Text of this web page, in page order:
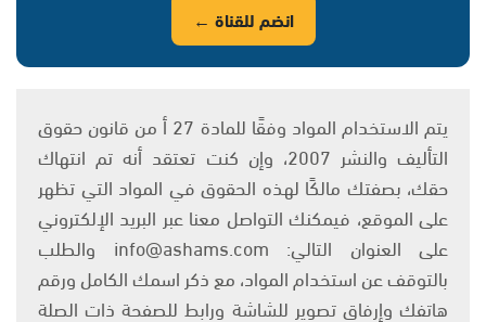
انضم للقناة ←
يتم الاستخدام المواد وفقًا للمادة 27 أ من قانون حقوق
التأليف والنشر 2007، وإن كنت تعتقد أنه تم انتهاك
حقك، بصفتك مالكًا لهذه الحقوق في المواد التي تظهر
على الموقع، فيمكنك التواصل معنا عبر البريد الإلكتروني
على العنوان التالي: info@ashams.com والطلب
بالتوقف عن استخدام المواد، مع ذكر اسمك الكامل ورقم
هاتفك وإرفاق تصوير للشاشة ورابط للصفحة ذات الصلة